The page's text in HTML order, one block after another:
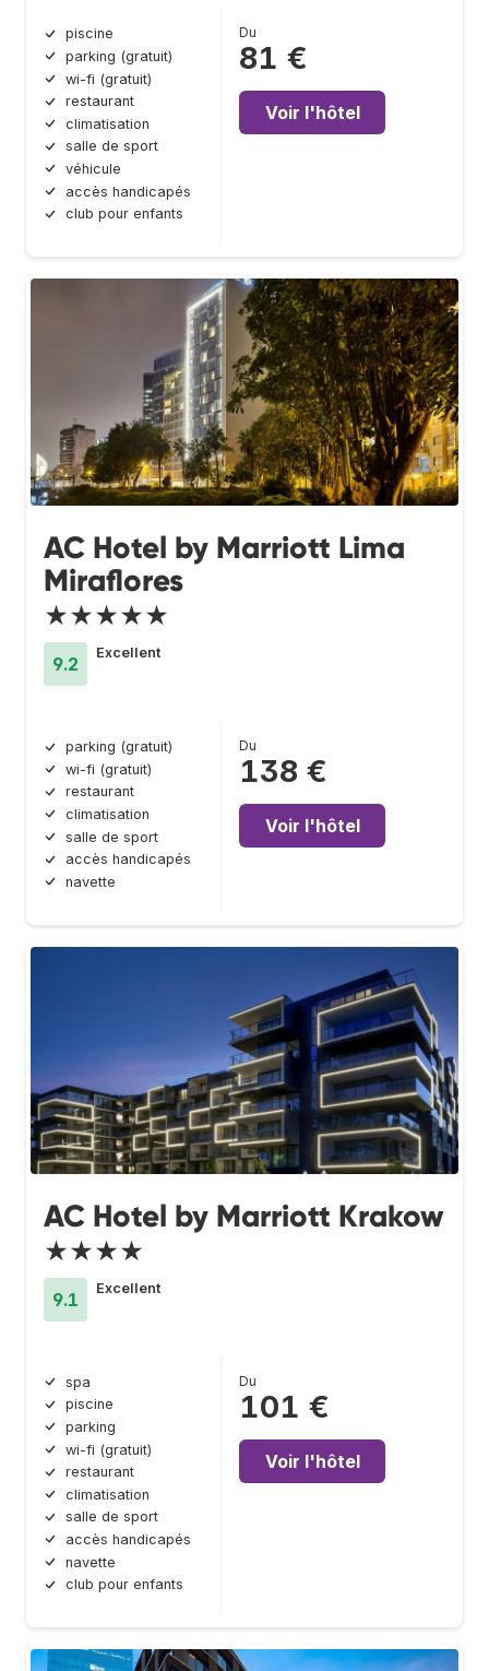
piscine
parking (gratuit)
wi-fi (gratuit)
restaurant
climatisation
salle de sport
véhicule
accès handicapés
club pour enfants
Du
81 €
Voir l'hôtel
AC Hotel by Marriott Lima
Miraflores
★★★★★
9.2
Excellent
parking (gratuit)
wi-fi (gratuit)
restaurant
climatisation
salle de sport
accès handicapés
navette
Du
138 €
Voir l'hôtel
AC Hotel by Marriott Krakow
★★★★
9.1
Excellent
spa
piscine
parking
wi-fi (gratuit)
restaurant
climatisation
salle de sport
accès handicapés
navette
club pour enfants
Du
101 €
Voir l'hôtel